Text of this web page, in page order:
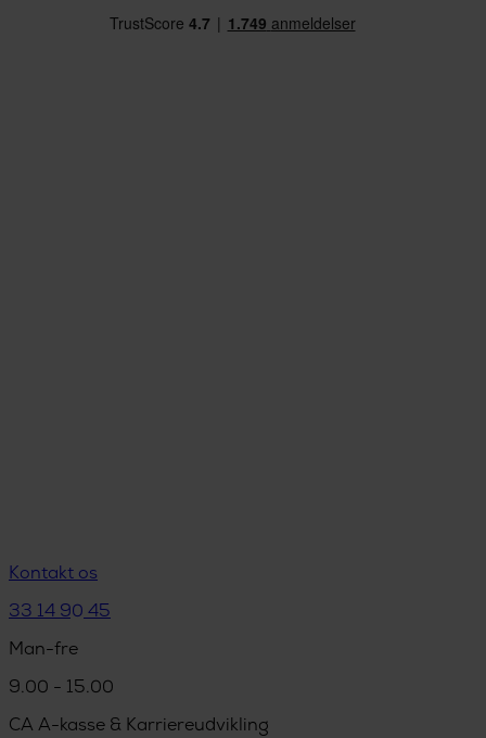
Kontakt os
33 14 90 45
Man-fre
9.00 - 15.00
CA A-kasse & Karriereudvikling